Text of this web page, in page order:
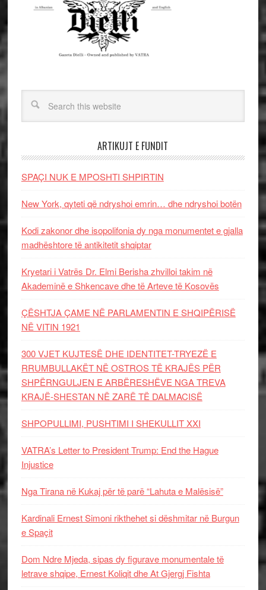
ARTIKUJT E FUNDIT
SPAÇI NUK E MPOSHTI SHPIRTIN
New York, qyteti që ndryshoi emrin… dhe ndryshoi botën
Kodi zakonor dhe isopolifonia dy nga monumentet e gjalla
madhështore të antikitetit shqiptar
Kryetari i Vatrës Dr. Elmi Berisha zhvilloi takim në
Akademinë e Shkencave dhe të Arteve të Kosovës
ÇËSHTJA ÇAME NË PARLAMENTIN E SHQIPËRISË
NË VITIN 1921
300 VJET KUJTESË DHE IDENTITET-TRYEZË E
RRUMBULLAKËT NË OSTROS TË KRAJËS PËR
SHPËRNGULJEN E ARBËRESHËVE NGA TREVA
KRAJË-SHESTAN NË ZARË TË DALMACISË
SHPOPULLIMI, PUSHTIMI I SHEKULLIT XXI
VATRA’s Letter to President Trump: End the Hague
Injustice
Nga Tirana në Kukaj për të parë “Lahuta e Malësisë”
Kardinali Ernest Simoni rikthehet si dëshmitar në Burgun
e Spaçit
Dom Ndre Mjeda, sipas dy figurave monumentale të
letrave shqipe, Ernest Koliqit dhe At Gjergj Fishta